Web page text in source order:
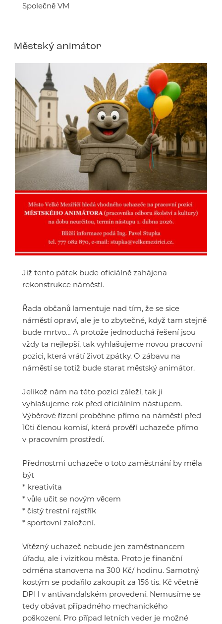
Společně VM
Městský animátor
Již tento pátek bude oficiálně zahájena
rekonstrukce náměstí.
Řada občanů lamentuje nad tím, že se sice
náměstí opraví, ale je to zbytečné, když tam stejně
bude mrtvo… A protože jednoduchá řešení jsou
vždy ta nejlepší, tak vyhlašujeme novou pracovní
pozici, která vrátí život zpátky. O zábavu na
náměstí se totiž bude starat městský animátor.
Jelikož nám na této pozici záleží, tak ji
vyhlašujeme rok před oficiálním nástupem.
Výběrové řízení proběhne přímo na náměstí před
10ti členou komisí, která prověří uchazeče přímo
v pracovním prostředí.
Přednostmi uchazeče o toto zaměstnání by měla
být
* kreativita
* vůle učit se novým věcem
* čistý trestní rejstřík
* sportovní založení.
Vítězný uchazeč nebude jen zaměstnancem
úřadu, ale i vizitkou města. Proto je finanční
odměna stanovena na 300 Kč/ hodinu. Samotný
kostým se podařilo zakoupit za 156 tis. Kč včetně
DPH v antivandalském provedení. Nemusíme se
tedy obávat případného mechanického
poškození. Pro případ letních veder je možné